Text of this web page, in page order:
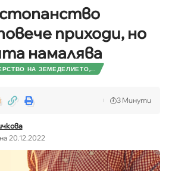
приходи, но
намалява
НА ЗЕМЕДЕЛИЕТО,...
20.12.2022
3 Минути